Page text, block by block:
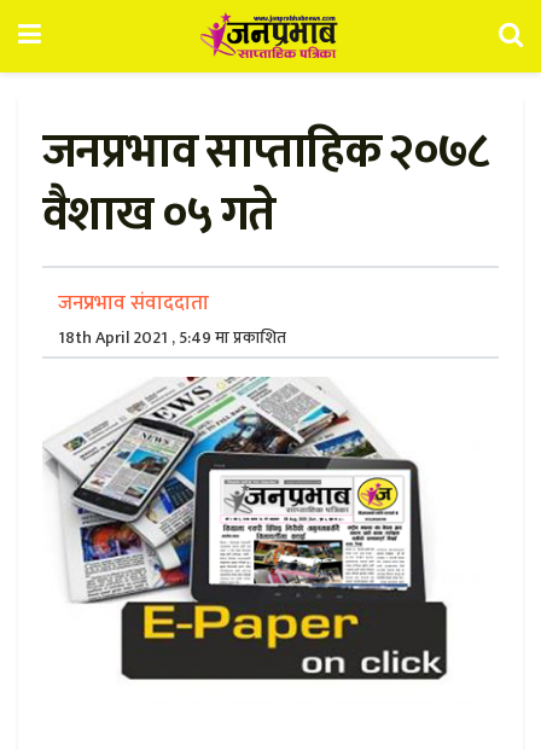
जनप्रभाव साप्ताहिक २०७८
वैशाख ०५ गते
जनप्रभाव संवाददाता
18th April 2021 , 5:49 मा प्रकाशित